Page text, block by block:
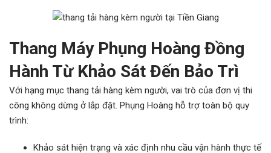
Thang Máy Phụng Hoàng Đồng
Hành Từ Khảo Sát Đến Bảo Trì
Với hạng mục thang tải hàng kèm người, vai trò của đơn vị thi
công không dừng ở lắp đặt. Phụng Hoàng hỗ trợ toàn bộ quy
trình:
Khảo sát hiện trạng và xác định nhu cầu vận hành thực tế